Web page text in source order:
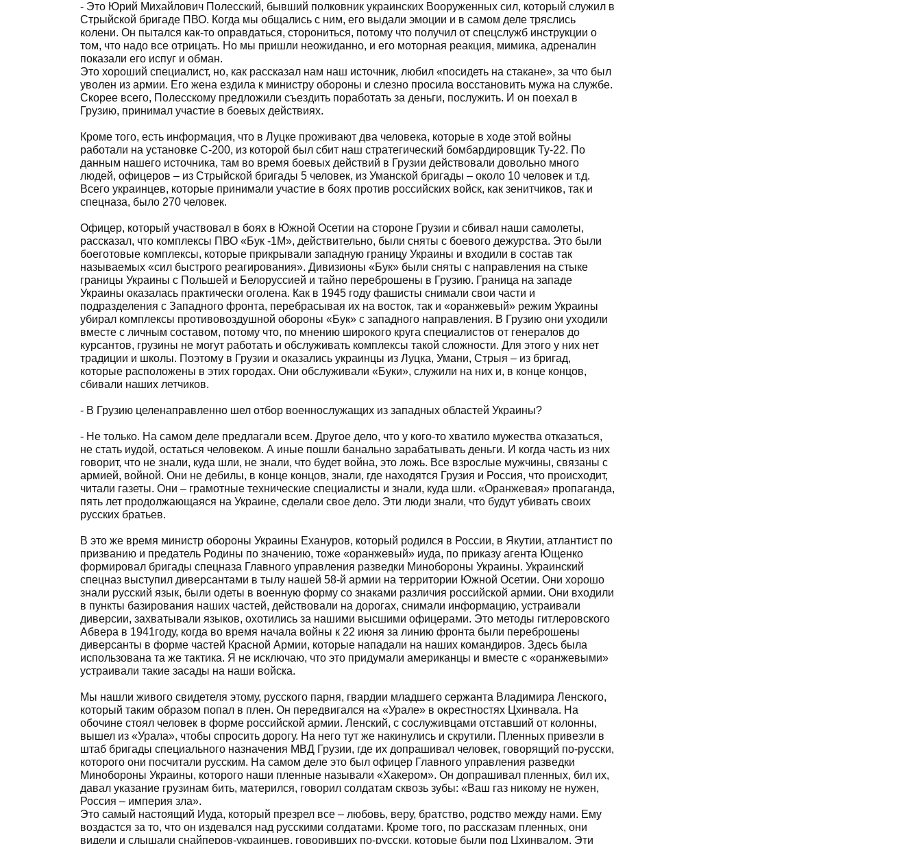
- Это Юрий Михайлович Полесский, бывший полковник украинских Вооруженных сил, который служил в
Стрыйской бригаде ПВО. Когда мы общались с ним, его выдали эмоции и в самом деле тряслись
колени. Он пытался как-то оправдаться, сторониться, потому что получил от спецслужб инструкции о
том, что надо все отрицать. Но мы пришли неожиданно, и его моторная реакция, мимика, адреналин
показали его испуг и обман.
Это хороший специалист, но, как рассказал нам наш источник, любил «посидеть на стакане», за что был
уволен из армии. Его жена ездила к министру обороны и слезно просила восстановить мужа на службе.
Скорее всего, Полесскому предложили съездить поработать за деньги, послужить. И он поехал в
Грузию, принимал участие в боевых действиях.
Кроме того, есть информация, что в Луцке проживают два человека, которые в ходе этой войны
работали на установке С-200, из которой был сбит наш стратегический бомбардировщик Ту-22. По
данным нашего источника, там во время боевых действий в Грузии действовали довольно много
людей, офицеров – из Стрыйской бригады 5 человек, из Уманской бригады – около 10 человек и т.д.
Всего украинцев, которые принимали участие в боях против российских войск, как зенитчиков, так и
спецназа, было 270 человек.
Офицер, который участвовал в боях в Южной Осетии на стороне Грузии и сбивал наши самолеты,
рассказал, что комплексы ПВО «Бук -1М», действительно, были сняты с боевого дежурства. Это были
боеготовые комплексы, которые прикрывали западную границу Украины и входили в состав так
называемых «сил быстрого реагирования». Дивизионы «Бук» были сняты с направления на стыке
границы Украины с Польшей и Белоруссией и тайно переброшены в Грузию. Граница на западе
Украины оказалась практически оголена. Как в 1945 году фашисты снимали свои части и
подразделения с Западного фронта, перебрасывая их на восток, так и «оранжевый» режим Украины
убирал комплексы противовоздушной обороны «Бук» с западного направления. В Грузию они уходили
вместе с личным составом, потому что, по мнению широкого круга специалистов от генералов до
курсантов, грузины не могут работать и обслуживать комплексы такой сложности. Для этого у них нет
традиции и школы. Поэтому в Грузии и оказались украинцы из Луцка, Умани, Стрыя – из бригад,
которые расположены в этих городах. Они обслуживали «Буки», служили на них и, в конце концов,
сбивали наших летчиков.
- В Грузию целенаправленно шел отбор военнослужащих из западных областей Украины?
- Не только. На самом деле предлагали всем. Другое дело, что у кого-то хватило мужества отказаться,
не стать иудой, остаться человеком. А иные пошли банально зарабатывать деньги. И когда часть из них
говорит, что не знали, куда шли, не знали, что будет война, это ложь. Все взрослые мужчины, связаны с
армией, войной. Они не дебилы, в конце концов, знали, где находятся Грузия и Россия, что происходит,
читали газеты. Они – грамотные технические специалисты и знали, куда шли. «Оранжевая» пропаганда,
пять лет продолжающаяся на Украине, сделали свое дело. Эти люди знали, что будут убивать своих
русских братьев.
В это же время министр обороны Украины Ехануров, который родился в России, в Якутии, атлантист по
призванию и предатель Родины по значению, тоже «оранжевый» иуда, по приказу агента Ющенко
формировал бригады спецназа Главного управления разведки Минобороны Украины. Украинский
спецназ выступил диверсантами в тылу нашей 58-й армии на территории Южной Осетии. Они хорошо
знали русский язык, были одеты в военную форму со знаками различия российской армии. Они входили
в пункты базирования наших частей, действовали на дорогах, снимали информацию, устраивали
диверсии, захватывали языков, охотились за нашими высшими офицерами. Это методы гитлеровского
Абвера в 1941году, когда во время начала войны к 22 июня за линию фронта были переброшены
диверсанты в форме частей Красной Армии, которые нападали на наших командиров. Здесь была
использована та же тактика. Я не исключаю, что это придумали американцы и вместе с «оранжевыми»
устраивали такие засады на наши войска.
Мы нашли живого свидетеля этому, русского парня, гвардии младшего сержанта Владимира Ленского,
который таким образом попал в плен. Он передвигался на «Урале» в окрестностях Цхинвала. На
обочине стоял человек в форме российской армии. Ленский, с сослуживцами отставший от колонны,
вышел из «Урала», чтобы спросить дорогу. На него тут же накинулись и скрутили. Пленных привезли в
штаб бригады специального назначения МВД Грузии, где их допрашивал человек, говорящий по-русски,
которого они посчитали русским. На самом деле это был офицер Главного управления разведки
Минобороны Украины, которого наши пленные называли «Хакером». Он допрашивал пленных, бил их,
давал указание грузинам бить, матерился, говорил солдатам сквозь зубы: «Ваш газ никому не нужен,
Россия – империя зла».
Это самый настоящий Иуда, который презрел все – любовь, веру, братство, родство между нами. Ему
воздастся за то, что он издевался над русскими солдатами. Кроме того, по рассказам пленных, они
видели и слышали снайперов-украинцев, говоривших по-русски, которые были под Цхинвалом. Эти